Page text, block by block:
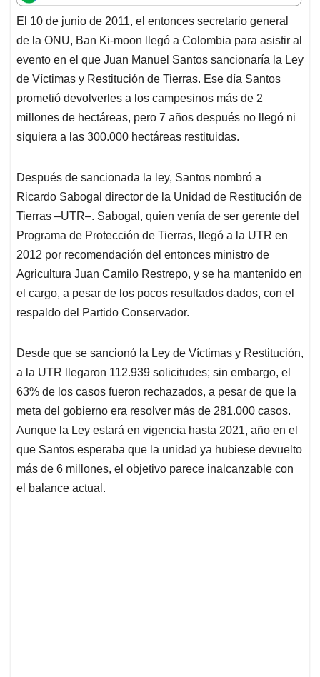
t
s
A
p
p
e
b
o
o
k
k
e
d
I
n
i
l
e
a
d
s
El 10 de junio de 2011, el entonces secretario general
de la ONU, Ban Ki-moon llegó a Colombia para asistir al
evento en el que Juan Manuel Santos sancionaría la Ley
de Víctimas y Restitución de Tierras. Ese día Santos
prometió devolverles a los campesinos más de 2
millones de hectáreas, pero 7 años después no llegó ni
siquiera a las 300.000 hectáreas restituidas.
Después de sancionada la ley, Santos nombró a
Ricardo Sabogal director de la Unidad de Restitución de
Tierras –UTR–. Sabogal, quien venía de ser gerente del
Programa de Protección de Tierras, llegó a la UTR en
2012 por recomendación del entonces ministro de
Agricultura Juan Camilo Restrepo, y se ha mantenido en
el cargo, a pesar de los pocos resultados dados, con el
respaldo del Partido Conservador.
Desde que se sancionó la Ley de Víctimas y Restitución,
a la UTR llegaron 112.939 solicitudes; sin embargo, el
63% de los casos fueron rechazados, a pesar de que la
meta del gobierno era resolver más de 281.000 casos.
Aunque la Ley estará en vigencia hasta 2021, año en el
que Santos esperaba que la unidad ya hubiese devuelto
más de 6 millones, el objetivo parece inalcanzable con
el balance actual.